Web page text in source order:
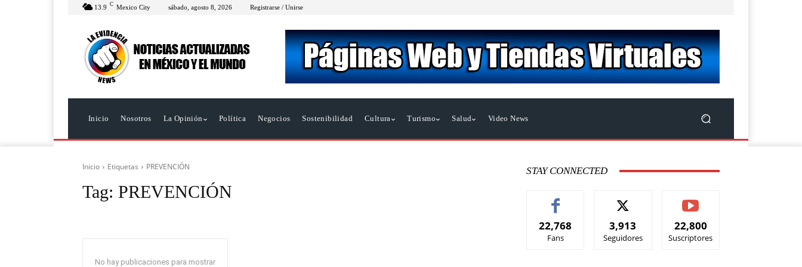
13.9 C Mexico City sábado, agosto 8, 2026 Registrarse / Unirse
Inicio Nosotros La Opinión Política Negocios Sostenibilidad Cultura Turismo Salud Video News
Inicio Etiquetas PREVENCIÓN
Tag: PREVENCIÓN
No hay publicaciones para mostrar
STAY CONNECTED
22,768
Fans
3,913
Seguidores
22,800
Suscriptores